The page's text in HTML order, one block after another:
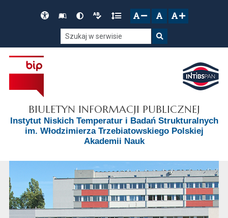
Przejdź do głównego menu
Przejdź do treści
Przejdź do mapy serwisu
Deklaracja
SłownikWersjaWersja
tekstowa
Gęstość
tekstu
BIULETYN INFORMACJI PUBLICZNEJ
Instytut Niskich Temperatur i Badań Strukturalnych
im. Włodzimierza Trzebiatowskiego Polskiej
Akademii Nauk